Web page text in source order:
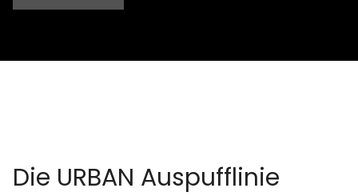
Die URBAN Auspufflinie